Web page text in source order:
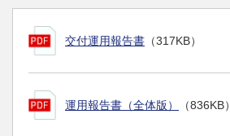
交付運用報告書 （317KB）
運用報告書（全体版） （836KB）